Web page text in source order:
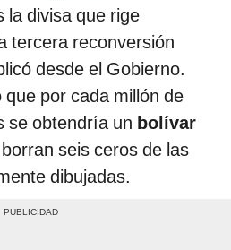
la divisa que rige
tercera reconversión
desde el Gobierno.
por cada millón de
se obtendría un bolívar
seis ceros de las
dibujadas.